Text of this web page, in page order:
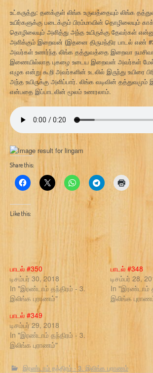
உட்கருத்து: தனக்குள் லிங்க உருவத்தையும் லிங்க
உயிர்களுக்கு படைக்கும் பிரம்மாவின் தொழிலையும்
தொழிலையும் அளித்து அந்த உயிருக்கு தேவர்கள்
அளிக்கும் இறைவன் (இதனை திருமந்திர பாடல் எண்
அவர்கள் உணர்ந்த லிங்க தத்துவத்தை இறைவா
இணையில்லாத புகழை உடைய இறைவன் அவர்கள்
எழுக என்று கூறி அவர்களின் உடலில் இருந்து உயிரை
அந்த உயிருக்கு அளிப்பார். லிங்க வடிவின்
என்பதை இப்பாடலின் மூலம் உணரலாம்.
Share this:
Like this:
பாடல் #350
டிசம்பர் 30, 2018
In "இரண்டாம் தந்திரம் - 3.
இலிங்க புராணம்"
பாடல் #348
டிசம்பர் 28,
In "இரண்டாம்
இலிங்க
பாடல் #349
டிசம்பர் 29, 2018
In "இரண்டாம் தந்திரம் - 3.
இலிங்க புராணம்"
இரண்டாம் தந்திரம் - 3. இலிங்க புராணம்